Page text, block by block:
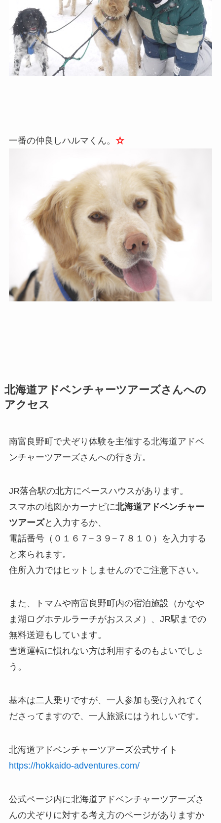
一番の仲良しハルマくん。 ☆
北海道アドベンチャーツアーズさんへの
アクセス
南富良野町で犬ぞり体験を主催する北海道アドベ
ンチャーツアーズさんへの行き方。
JR落合駅の北方にベースハウスがあります。
スマホの地図かカーナビに北海道アドベンチャー
ツアーズと入力するか、
電話番号（０１６７−３９−７８１０）を入力する
と来られます。
住所入力ではヒットしませんのでご注意下さい。
また、トマムや南富良野町内の宿泊施設（かなや
ま湖ログホテルラーチがおススメ）、JR駅までの
無料送迎もしています。
雪道運転に慣れない方は利用するのもよいでしょ
う。
基本は二人乗りですが、一人参加も受け入れてく
ださってますので、一人旅派にはうれしいです。
北海道アドベンチャーツアーズ公式サイト
https://hokkaido-adventures.com/
公式ページ内に北海道アドベンチャーツアーズさ
んの犬ぞりに対する考え方のページがありますか